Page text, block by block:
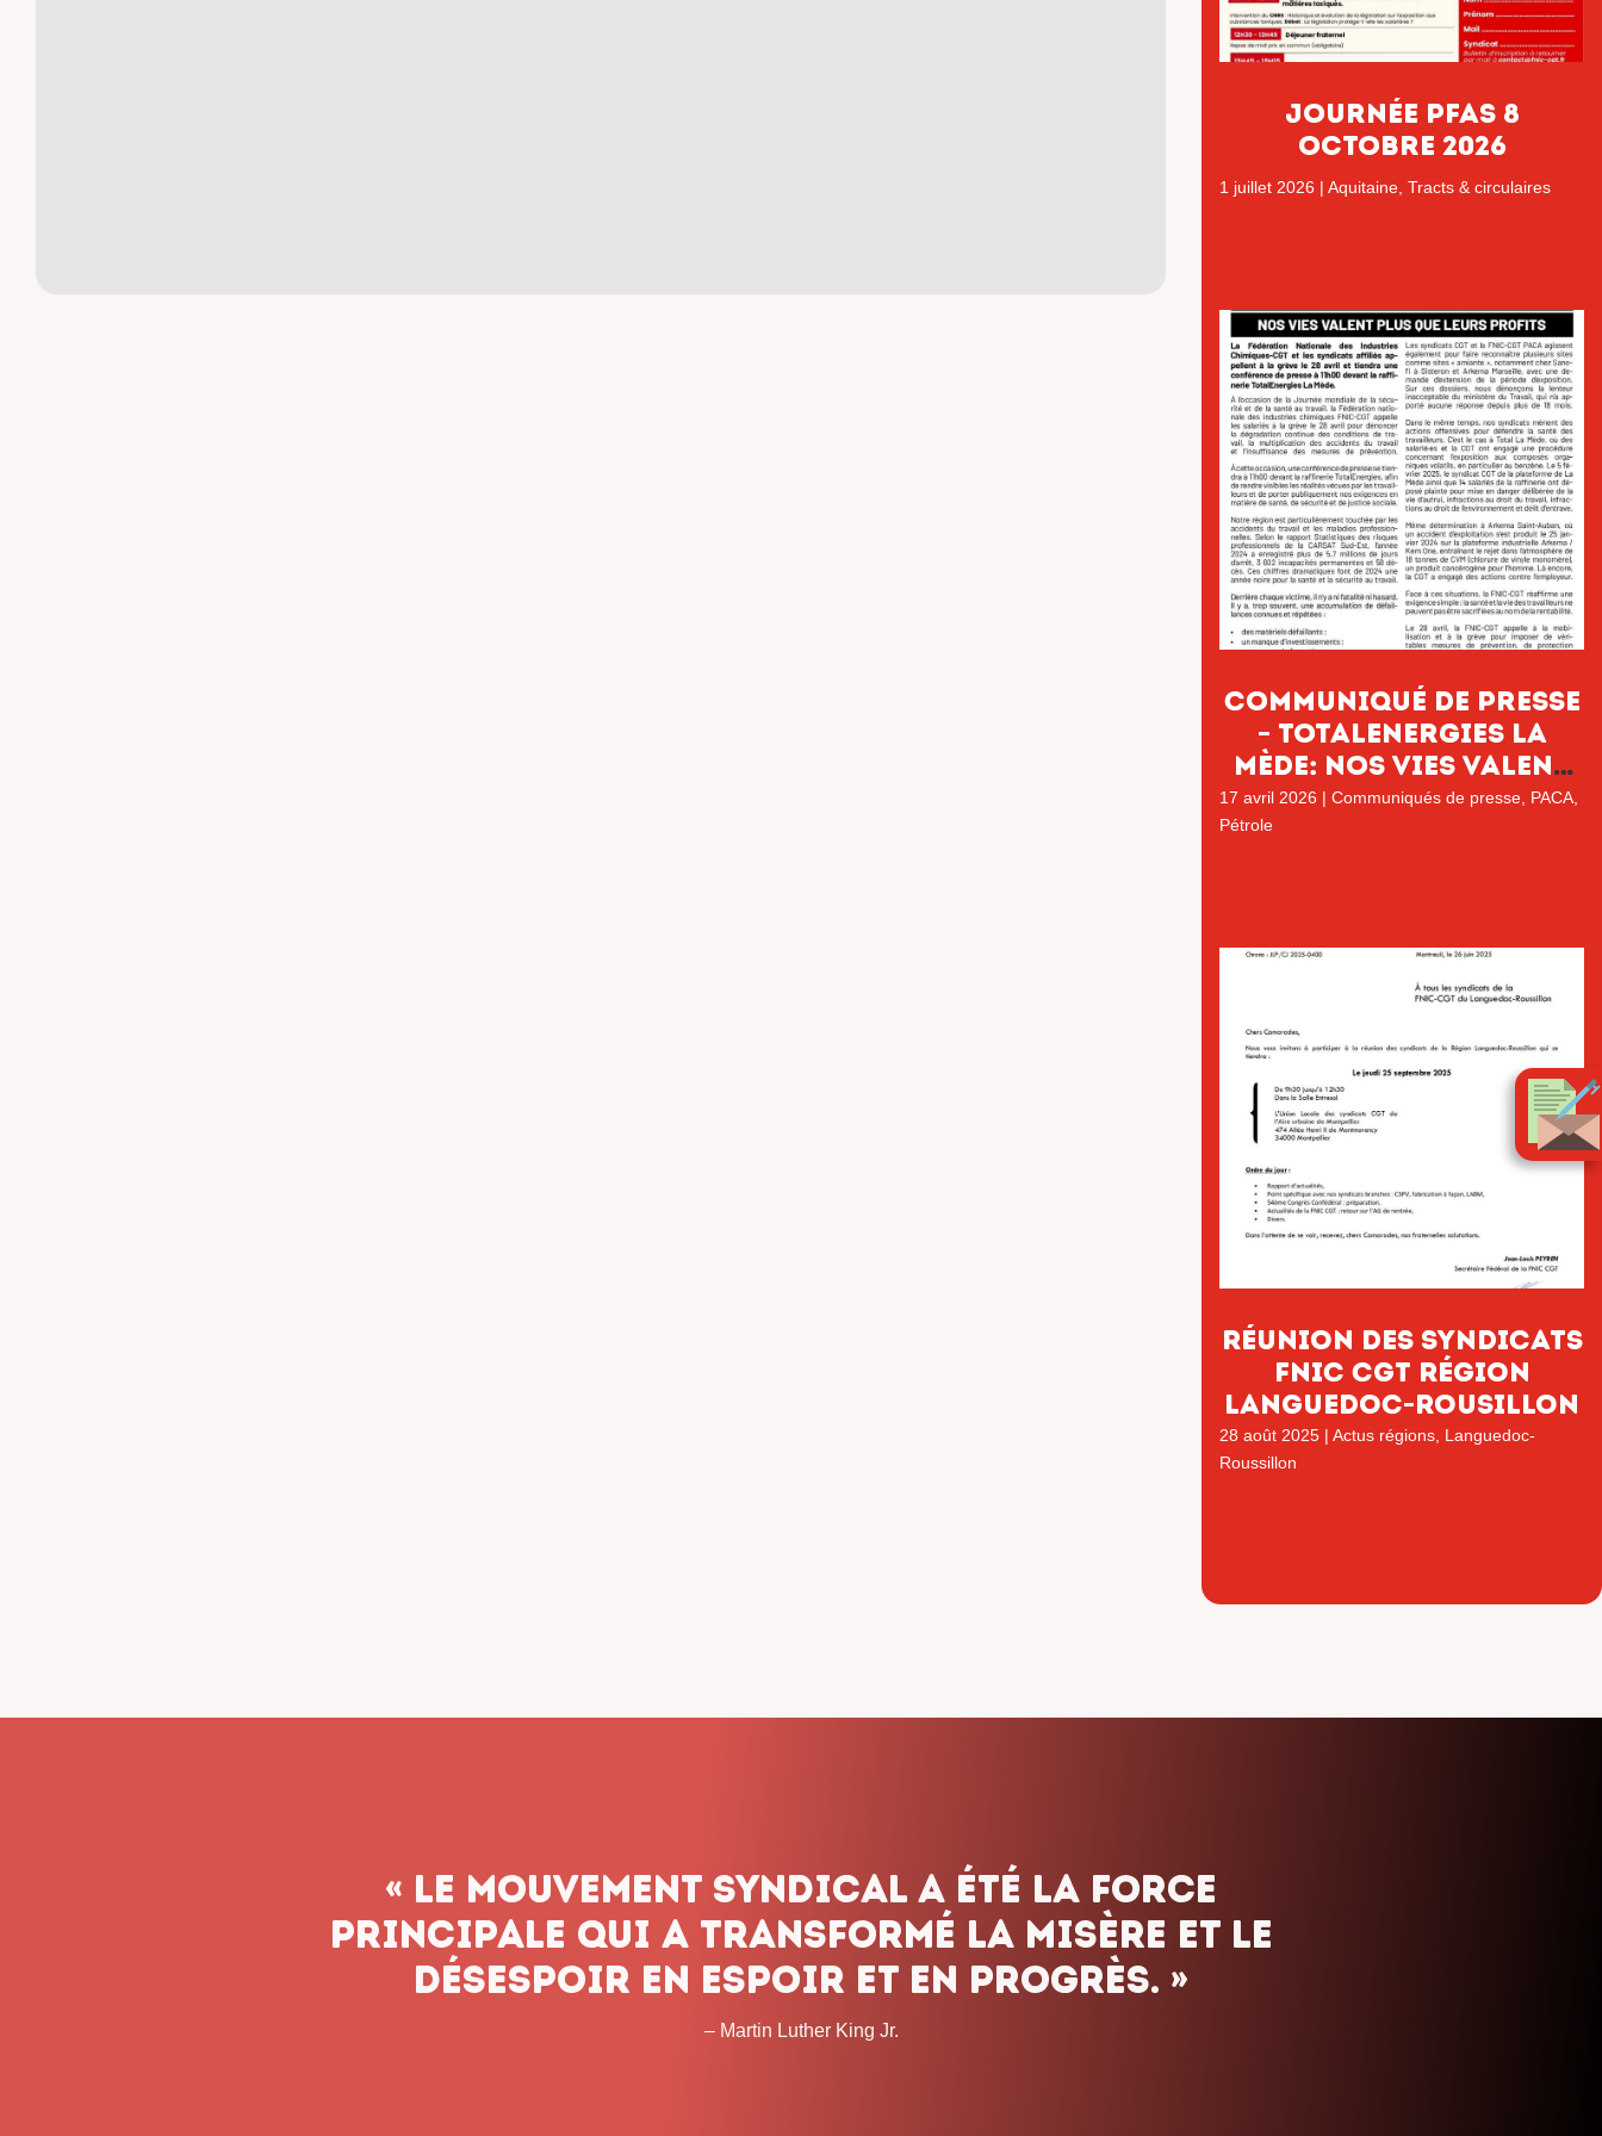
Journée PFAS 8
octobre 2026
1 juillet 2026 | Aquitaine Tracts & circulaires
Communiqué de Presse
– TotalEnergies La
Mède: Nos vies valent
plus que leurs profits
17 avril 2026 | Communiqués de presse, PACA,
Pétrole
RÉUNION DES SYNDICATS
FNIC CGT RÉGION
LANGUEDOC-ROUSILLON
28 août 2025 | Actus régions, Languedoc-
Roussillon
« Le syndicalisme ne renonce jamais. Nous
n’abandonnons pas le combat, quels que
soient les obstacles et peu importe le
temps que cela prendra. »